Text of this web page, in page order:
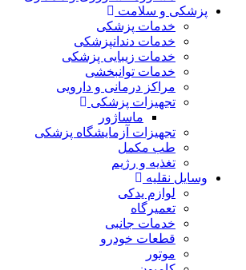
پزشکی و سلامت
خدمات پزشکی
خدمات دندانپزشکی
خدمات زیبایی پزشکی
خدمات توانبخشی
مراکز درمانی و دارویی
تجهیزات پزشکی
ماساژور
تجهیزات آزمایشگاه پزشکی
طب مکمل
تغذیه و رژیم
وسایل نقلیه
لوازم یدکی
تعمیرگاه
خدمات جانبی
قطعات خودرو
موتور